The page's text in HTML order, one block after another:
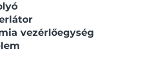
vezérlőegység